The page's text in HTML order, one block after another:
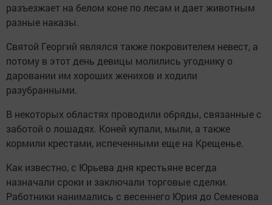
разъезжает на белом коне по лесам и дает животным
разные наказы.
Святой Георгий являлся также покровителем невест, а
потому в этот день девицы молились угоднику о
даровании им хороших женихов и ходили
разубранными.
В некоторых областях проводили обряды, связанные с
заботой о лошадях. Коней купали, мыли, а также
кормили крестами, испеченными еще на Крещенье.
Как известно, с Юрьева дня крестьяне всегда
назначали сроки и заключали торговые сделки.
Работники нанимались с весеннего Юрия до Семенова